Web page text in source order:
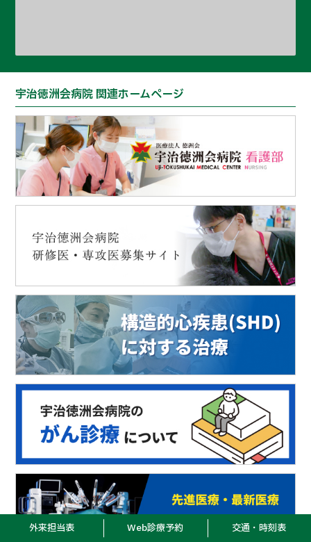
宇治徳洲会病院 関連ホームページ
外来担当表 Web診療予約 交通・時刻表